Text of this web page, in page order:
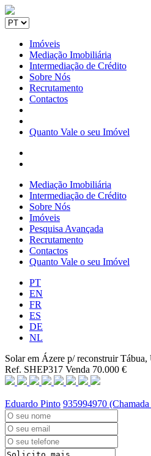
Imóveis
Mediação Imobiliária
Intermediação de Crédito
Sobre Nós
Recrutamento
Contactos
Quanto Vale o seu Imóvel
Mediação Imobiliária
Intermediação de Crédito
Sobre Nós
Imóveis
Pesquisa Avançada
Recrutamento
Contactos
Quanto Vale o seu Imóvel
PT
EN
FR
ES
DE
NL
Solar em Ázere p/ reconstruir Tábua,
Ref. SHEP317 Venda 70.000 €
Eduardo Pinto 935994970